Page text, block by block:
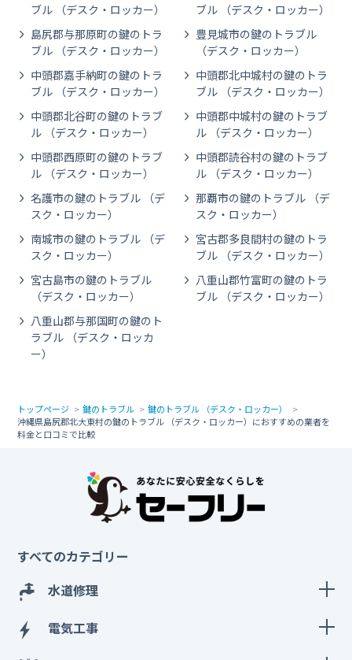
ブル （デスク・ロッカー）
ブル （デスク・ロッカー）
島尻郡与那原町の鍵のトラ
ブル （デスク・ロッカー）
豊見城市の鍵のトラブル
（デスク・ロッカー）
中頭郡嘉手納町の鍵のトラ
ブル （デスク・ロッカー）
中頭郡北中城村の鍵のトラ
ブル （デスク・ロッカー）
中頭郡北谷町の鍵のトラブ
ル （デスク・ロッカー）
中頭郡中城村の鍵のトラブ
ル （デスク・ロッカー）
中頭郡西原町の鍵のトラブ
ル （デスク・ロッカー）
中頭郡読谷村の鍵のトラブ
ル （デスク・ロッカー）
名護市の鍵のトラブル （デ
スク・ロッカー）
那覇市の鍵のトラブル （デ
スク・ロッカー）
南城市の鍵のトラブル （デ
スク・ロッカー）
宮古郡多良間村の鍵のトラ
ブル （デスク・ロッカー）
宮古島市の鍵のトラブル
（デスク・ロッカー）
八重山郡竹富町の鍵のトラ
ブル （デスク・ロッカー）
八重山郡与那国町の鍵のト
ラブル （デスク・ロッカ
ー）
トップページ 鍵のトラブル
鍵のトラブル （デスク・ロッカー）
沖縄県島尻郡北大東村の鍵のトラブル （デスク・ロッカー）におすすめの業者を
料金と口コミで比較
すべてのカテゴリー
水道修理
電気工事